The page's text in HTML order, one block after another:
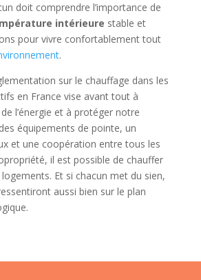
doit comprendre l’importance de
intérieure stable et
pour vivre confortablement tout
.
sur le chauffage dans les
en France vise avant tout à
l’énergie et à protéger notre
équipements de pointe, un
et une coopération entre tous les
il est possible de chauffer
Et si chacun met du sien,
aussi bien sur le plan